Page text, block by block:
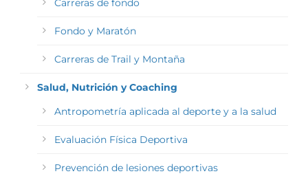
Carreras de fondo
Fondo y Maratón
Carreras de Trail y Montaña
Salud, Nutrición y Coaching
Antropometría aplicada al deporte y a la salud
Evaluación Física Deportiva
Prevención de lesiones deportivas